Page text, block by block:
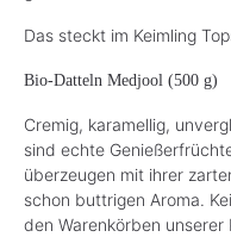
Das steckt im Keimling
Bio-Datteln Medjool (500 g)
Cremig, karamellig,
sind echte
überzeugen mit ihrer
schon buttrigen Aroma.
den Warenkörben